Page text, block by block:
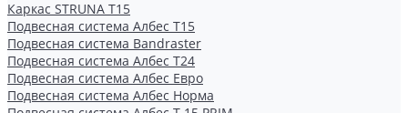
Каркас STRUNA Т15
Подвесная система Албес T15
Подвесная система Bandraster
Подвесная система Албес T24
Подвесная система Албес Евро
Подвесная система Албес Норма